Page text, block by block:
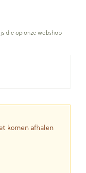
die op onze webshop
komen afhalen